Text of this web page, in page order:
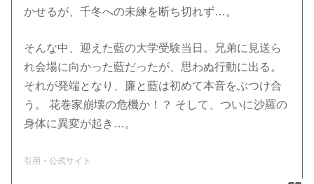
かせるが、千冬への未練を断ち切れず…。
そんな中、迎えた藍の大学受験当日。兄弟に見送ら
れ会場に向かった藍だったが、思わぬ行動に出る。
それが発端となり、廉と藍は初めて本音をぶつけ合
う。 花巻家崩壊の危機か！？ そして、ついに沙羅の
身体に異変が起き…。
引用・公式サイト